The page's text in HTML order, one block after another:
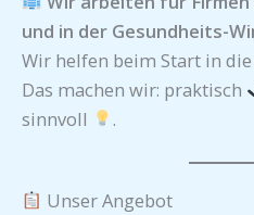
und in der Gesundheits-
Wir helfen beim Start in
Das machen wir: praktisch
sinnvoll
.
Unser Angebot